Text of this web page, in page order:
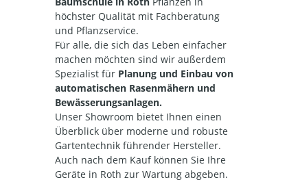
höchster Qualität mit Fachberatung
und Pflanzservice.
Für alle, die sich das Leben einfacher
machen möchten sind wir außerdem
Spezialist für Planung und Einbau von
automatischen Rasenmähern und
Bewässerungsanlagen.
Unser Showroom bietet Ihnen einen
Überblick über moderne und robuste
Gartentechnik führender Hersteller.
Auch nach dem Kauf können Sie Ihre
Geräte in Roth zur Wartung abgeben.